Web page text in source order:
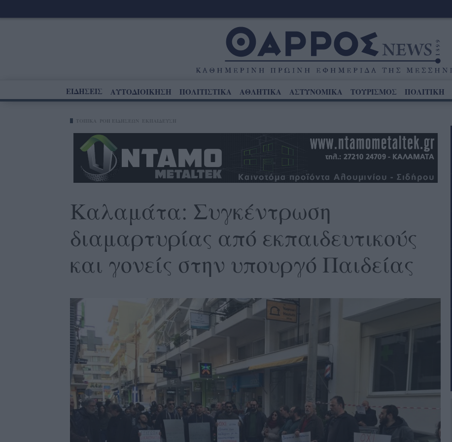
ΕΙΔΗΣΕΙΣ ΑΥΤΟΔΙΟΙΚΗΣΗ ΠΟΛΙΤΙΣΤΙΚΑ ΑΘΛΗΤΙΚΑ ΑΣΤΥΝΟΜΙΚΑ ΤΟΥΡΙΣΜΟΣ ΠΟΛΙΤΙΚΗ
Καλαμάτα: Συγκέντρωση
διαμαρτυρίας από εκπαιδευτικούς
και γονείς στην υπουργό Παιδείας